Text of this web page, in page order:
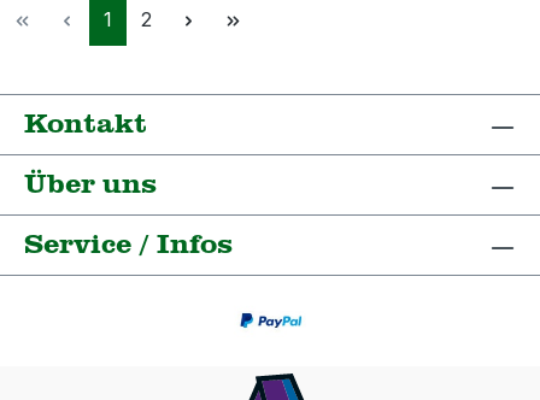
Seite
1 Seite
2
Kontakt
Über uns
Service / Infos